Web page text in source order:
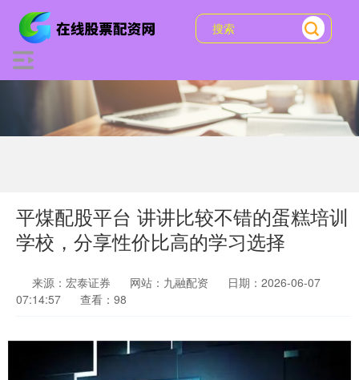
平煤配股平台 讲讲比较不错的蛋糕培训
学校，分享性价比高的学习选择
来源：宏泰证券 网站：九融配资
日期：2026-06-07
07:14:57
查看：98